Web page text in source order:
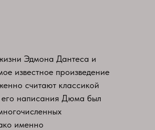
Эдмона Дантеса и
известное произведение
считают классикой
его написания Дюма был
именно